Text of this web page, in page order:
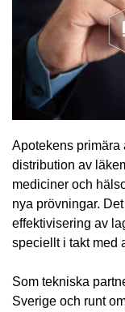
Apotekens primära
distribution av
mediciner och
nya prövningar.
effektivisering av
speciellt i takt med
Som tekniska
Sverige och runt